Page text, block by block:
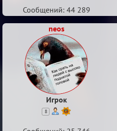
Сообщений: 44 289
neos
Игрок
8